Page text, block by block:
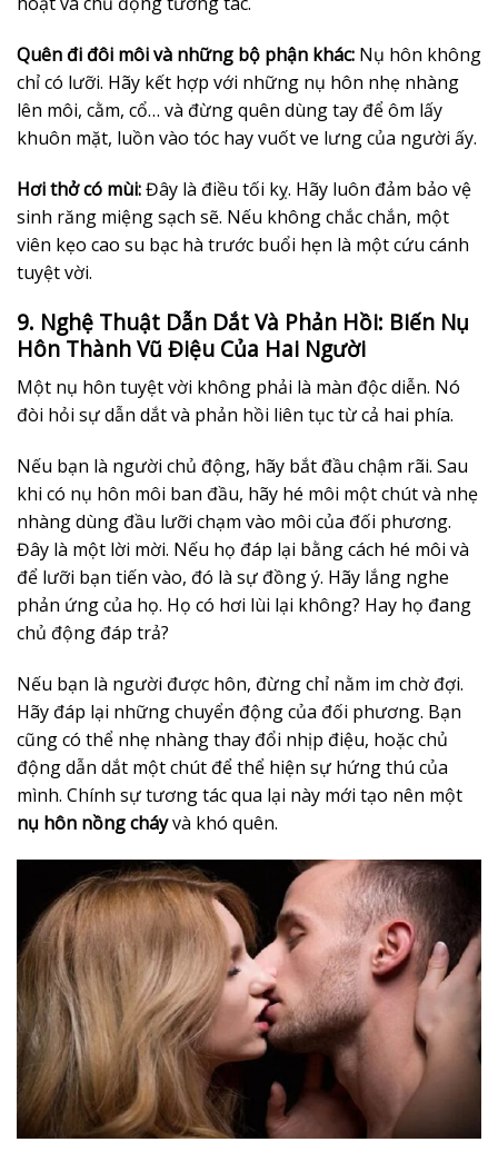
Quên đi đôi môi và những bộ phận khác: Nụ hôn không
chỉ có lưỡi. Hãy kết hợp với những nụ hôn nhẹ nhàng
lên môi, cằm, cổ… và đừng quên dùng tay để ôm lấy
khuôn mặt, luồn vào tóc hay vuốt ve lưng của người ấy.
Hơi thở có mùi:Đây là điều tối kỵ. Hãy luôn đảm bảo vệ
sinh răng miệng sạch sẽ. Nếu không chắc chắn, một
viên kẹo cao su bạc hà trước buổi hẹn là một cứu cánh
tuyệt vời.
9. Nghệ Thuật Dẫn Dắt Và Phản Hồi: Biến Nụ
Hôn Thành Vũ Điệu Của Hai Người
Một nụ hôn tuyệt vời không phải là màn độc diễn. Nó
đòi hỏi sự dẫn dắt và phản hồi liên tục từ cả hai phía.
Nếu bạn là người chủ động, hãy bắt đầu chậm rãi. Sau
khi có nụ hôn môi ban đầu, hãy hé môi một chút và nhẹ
nhàng dùng đầu lưỡi chạm vào môi của đối phương.
Đây là một lời mời. Nếu họ đáp lại bằng cách hé môi và
để lưỡi bạn tiến vào, đó là sự đồng ý. Hãy lắng nghe
phản ứng của họ. Họ có hơi lùi lại không? Hay họ đang
chủ động đáp trả?
Nếu bạn là người được hôn, đừng chỉ nằm im chờ đợi.
Hãy đáp lại những chuyển động của đối phương. Bạn
cũng có thể nhẹ nhàng thay đổi nhịp điệu, hoặc chủ
động dẫn dắt một chút để thể hiện sự hứng thú của
mình. Chính sự tương tác qua lại này mới tạo nên một
nụ hôn nồng cháyvà khó quên.